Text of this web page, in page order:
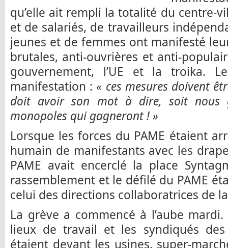
qu’elle ait rempli la totalité du centre-
et de salariés, de travailleurs
jeunes et de femmes ont manifesté
brutales, anti-ouvrières et anti-
gouvernement, l’UE et la troika.
manifestation : « ces mesures doivent
doit avoir son mot à dire, soit nous
monopoles qui gagneront ! »
Lorsque les forces du PAME étaient
humain de manifestants avec les
PAME avait encerclé la place
rassemblement et le défilé du PAME
celui des directions collaboratrices de la
La grève a commencé à l’aube
lieux de travail et les syndiqués
étaient devant les usines, super-